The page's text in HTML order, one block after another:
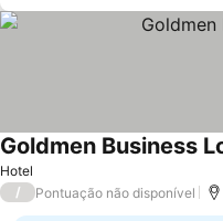
Hotel
Goldmen Business
/ Pontuação não disponível